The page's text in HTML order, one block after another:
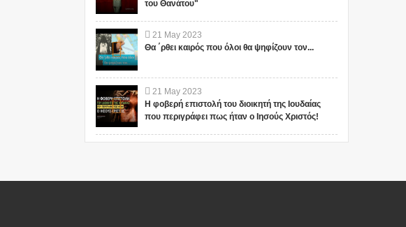
του Θανάτου"
21 May 2023
Θα ΄ρθει καιρός που όλοι θα ψηφίζουν τον...
21 May 2023
Η φοβερή επιστολή του διοικητή της Ιουδαίας
που περιγράφει πως ήταν ο Ιησούς Χριστός!